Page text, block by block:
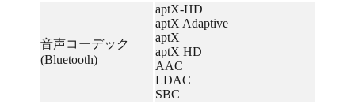
音声コーデック
(Bluetooth)
aptX-HD
aptX Adaptive
aptX
aptX HD
AAC
LDAC
SBC